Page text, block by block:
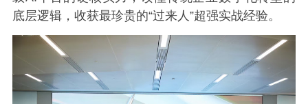
底层逻辑，收获最珍贵的“过来人”超强实战经验。